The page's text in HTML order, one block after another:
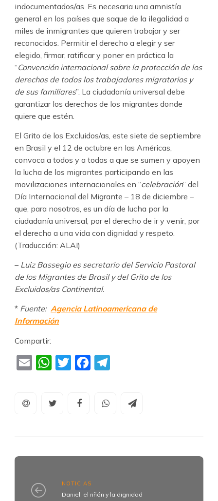
indocumentados/as. Es necesaria una amnistía
general en los países que saque de la ilegalidad a
miles de inmigrantes que quieren trabajar y ser
reconocidos. Permitir el derecho a elegir y ser
elegido, firmar, ratificar y poner en práctica la
“Convención internacional sobre la protección de los
derechos de todos los trabajadores migratorios y
de sus familiares”. La ciudadanía universal debe
garantizar los derechos de los migrantes donde
quiere que estén.
El Grito de los Excluidos/as, este siete de septiembre
en Brasil y el 12 de octubre en las Américas,
convoca a todos y a todas a que se sumen y apoyen
la lucha de los migrantes participando en las
movilizaciones internacionales en “celebración” del
Día Internacional del Migrante – 18 de diciembre –
que, para nosotros, es un día de lucha por la
ciudadanía universal, por el derecho de ir y venir, por
el derecho a una vida con dignidad y respeto.
(Traducción: ALAI)
– Luiz Bassegio es secretario del Servicio Pastoral
de los Migrantes de Brasil y del Grito de los
Excluidos/as Continental.
* Fuente: Agencia Latinoamericana de
Información
Compartir:
EmailWhatsApp
TwitterFacebook
NOTICIAS
Daniel, el riñón y la dignidad